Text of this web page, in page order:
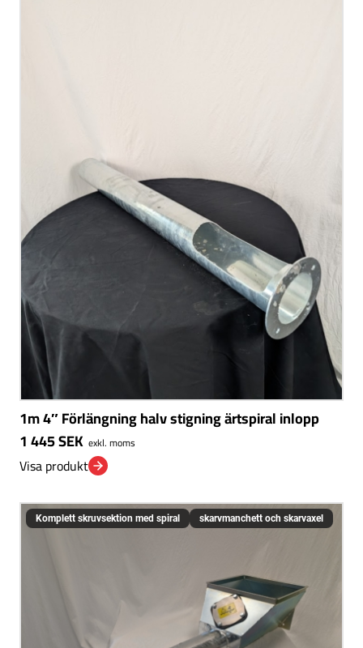
1m 4″ Förlängning halv stigning ärtspiral inlopp
1 445SEK exkl. moms
Visa produkt
Komplett skruvsektion med spiral skarvmanchett och skarvaxel